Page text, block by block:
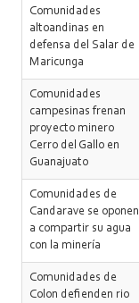
Comunidades
altoandinas en
defensa del Salar de
Maricunga
Comunidades
campesinas frenan
proyecto minero
Cerro del Gallo en
Guanajuato
Comunidades de
Candarave se oponen
a compartir su agua
con la minería
Comunidades de
Colon defienden rio